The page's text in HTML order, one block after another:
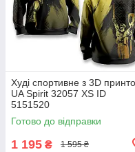
Худі спортивне з 3D
UA Spirit 32057 XS ID
5151520
Готово до відправки
1 195 ₴ 1 595 ₴